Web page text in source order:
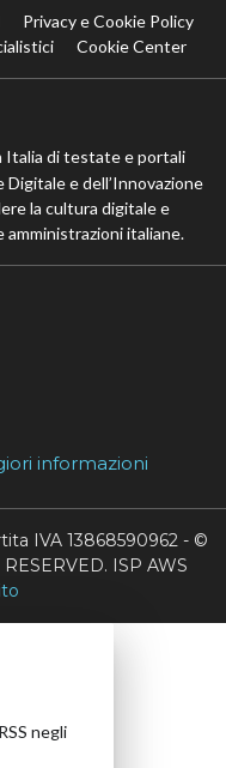
Privacy e Cookie Policy
Cookie Center
Italia di testate e portali
e dell’Innovazione
la cultura digitale e
italiane.
informazioni
IVA 13868590962 - ©
ISP AWS
negli